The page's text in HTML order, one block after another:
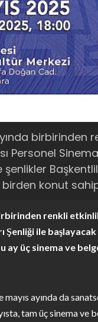
birbirinden
Personel
konut
renkli
Şenliği ile
ay üç sinema ve
ayında da
tam üç sinema